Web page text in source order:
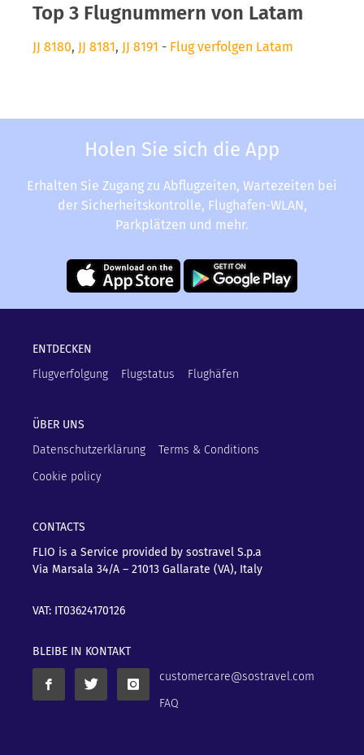
Top 3 Flugnummern von Latam
JJ 8180, JJ 8181, JJ 8191 - Flug verfolgen Latam
Holen Sie sich die App
Erhalten Sie Zugang zu Abflugzeiten, Wartezeiten bei
der Sicherheitskontrolle, Flughafen-WLAN,
Parkplätzen und mehr.
ENTDECKEN
Flugverfolgung
Flugstatus Flughäfen
ÜBER UNS
Datenschutzerklärung
Terms & Conditions
Cookie policy
CONTACTS
FLIO is a Service provided by sostravel S.p.a
Via Marsala 34/A – 21013 Gallarate (VA), Italy
VAT: IT03624170126
BLEIBE IN KONTAKT
customercare@sostravel.com
FAQ